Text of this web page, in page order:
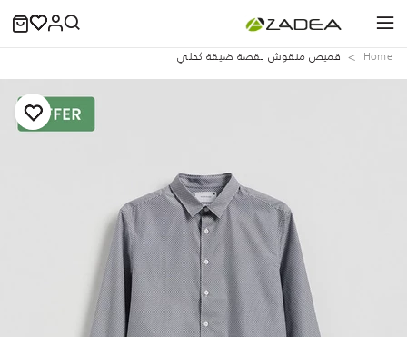
Home قميص منقوش بقصة ضيقة كحلي